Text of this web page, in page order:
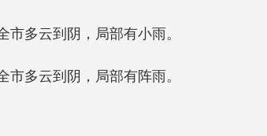
多云到阴，局部有小雨。
多云到阴，局部有阵雨。